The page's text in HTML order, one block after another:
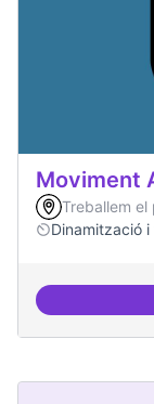
Moviment
Treballem
Dinamització